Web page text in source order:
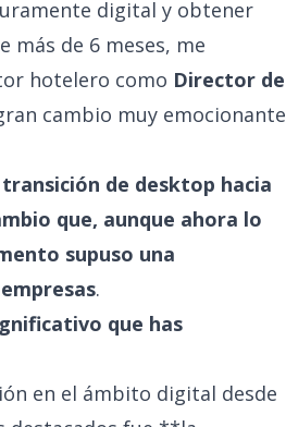
digital y obtener
más de 6 meses, me
hotelero como Director de
cambio muy emocionante
de desktop hacia
que, aunque ahora lo
supuso una
.
que has
en el ámbito digital desde